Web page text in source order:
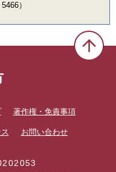
）
著作権・免責事項
お問い合わせ